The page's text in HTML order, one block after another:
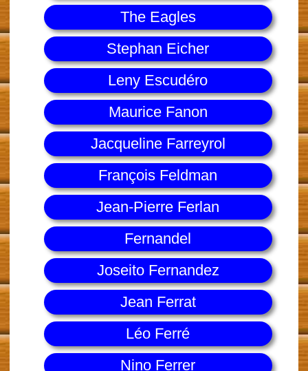
The Eagles
Stephan Eicher
Leny Escudéro
Maurice Fanon
Jacqueline Farreyrol
François Feldman
Jean-Pierre Ferlan
Fernandel
Joseito Fernandez
Jean Ferrat
Léo Ferré
Nino Ferrer